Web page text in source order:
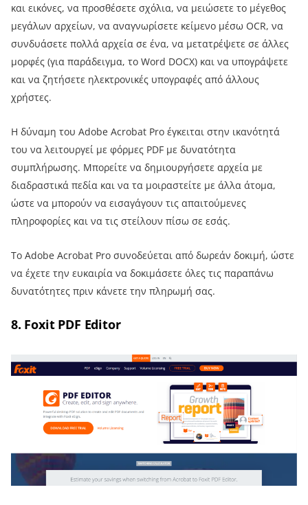
και εικόνες, να προσθέσετε σχόλια, να μειώσετε το μέγεθος
μεγάλων αρχείων, να αναγνωρίσετε κείμενο μέσω OCR, να
συνδυάσετε πολλά αρχεία σε ένα, να μετατρέψετε σε άλλες
μορφές (για παράδειγμα, το Word DOCX) και να υπογράψετε
και να ζητήσετε ηλεκτρονικές υπογραφές από άλλους
χρήστες.
Η δύναμη του Adobe Acrobat Pro έγκειται στην ικανότητά
του να λειτουργεί με φόρμες PDF με δυνατότητα
συμπλήρωσης. Μπορείτε να δημιουργήσετε αρχεία με
διαδραστικά πεδία και να τα μοιραστείτε με άλλα άτομα,
ώστε να μπορούν να εισαγάγουν τις απαιτούμενες
πληροφορίες και να τις στείλουν πίσω σε εσάς.
Το Adobe Acrobat Pro συνοδεύεται από δωρεάν δοκιμή, ώστε
να έχετε την ευκαιρία να δοκιμάσετε όλες τις παραπάνω
δυνατότητες πριν κάνετε την πληρωμή σας.
8. Foxit PDF Editor